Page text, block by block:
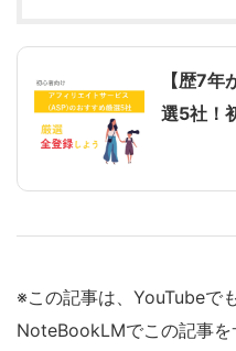
【歴7
選5社！
※この記事は、YouTubeで
NoteBookLMでこの記事を